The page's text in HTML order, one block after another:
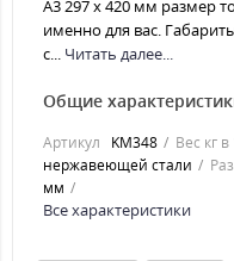
А3 297 х 420 мм размер
именно для вас.
с... Читать далее...
Общие
Артикул KM348 Вес кг
нержавеющей стали
мм
Все характеристики